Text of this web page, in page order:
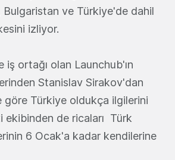
Bulgaristan ve Türkiye'de dahil
izliyor.
iş ortağı olan Launchub'ın
Stanislav Sirakov'dan
göre Türkiye oldukça ilgilerini
ekibinden de ricaları Türk
6 Ocak'a kadar kendilerine